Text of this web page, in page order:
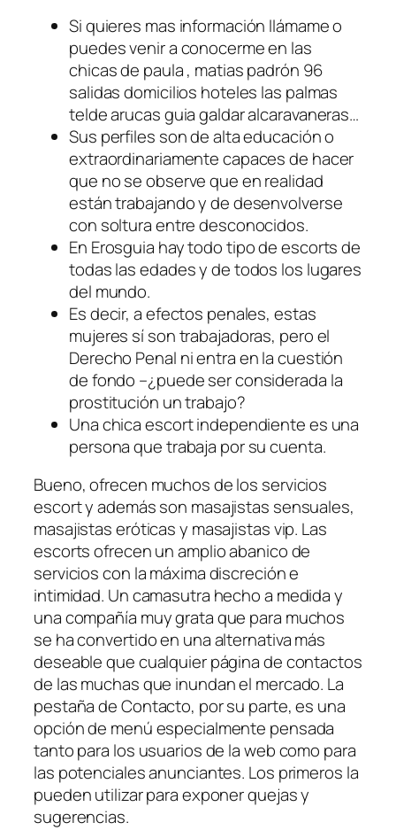
Si quieres mas información llámame o
puedes venir a conocerme en las
chicas de paula , matias padrón 96
salidas domicilios hoteles las palmas
telde arucas guia galdar alcaravaneras…
Sus perfiles son de alta educación o
extraordinariamente capaces de hacer
que no se observe que en realidad
están trabajando y de desenvolverse
con soltura entre desconocidos.
En Erosguia hay todo tipo de escorts de
todas las edades y de todos los lugares
del mundo.
Es decir, a efectos penales, estas
mujeres sí son trabajadoras, pero el
Derecho Penal ni entra en la cuestión
de fondo –¿puede ser considerada la
prostitución un trabajo?
Una chica escort independiente es una
persona que trabaja por su cuenta.
Bueno, ofrecen muchos de los servicios
escort y además son masajistas sensuales,
masajistas eróticas y masajistas vip. Las
escorts ofrecen un amplio abanico de
servicios con la máxima discreción e
intimidad. Un camasutra hecho a medida y
una compañía muy grata que para muchos
se ha convertido en una alternativa más
deseable que cualquier página de contactos
de las muchas que inundan el mercado. La
pestaña de Contacto, por su parte, es una
opción de menú especialmente pensada
tanto para los usuarios de la web como para
las potenciales anunciantes. Los primeros la
pueden utilizar para exponer quejas y
sugerencias.